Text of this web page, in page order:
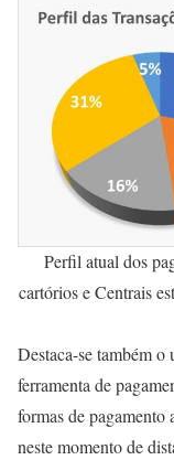
Perfil atual dos
cartórios e Centrais
Destaca-se também o
ferramenta de
formas de
neste momento de